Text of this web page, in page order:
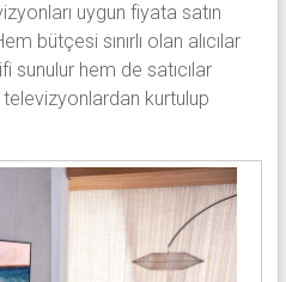
uygun fiyata satın
bütçesi sınırlı olan alıcılar
sunulur hem de satıcılar
kurtulup